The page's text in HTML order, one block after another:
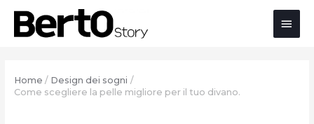
contenuto
navigazione
contenuto
Home
Design dei sogni
Come scegliere la pelle migliore per il tuo divano.